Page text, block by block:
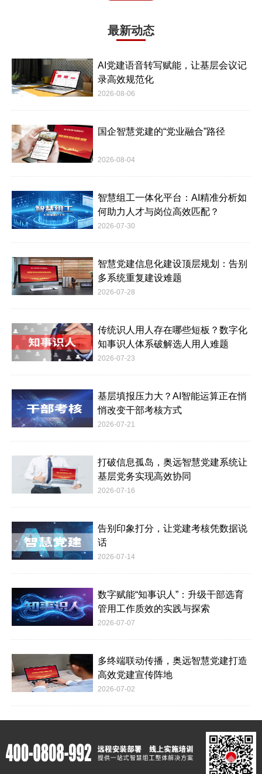
最新动态
AI党建语音转写赋能，让基层会议记
录高效规范化
2026-08-06
国企智慧党建的“党业融合”路径
2026-08-04
智慧组工一体化平台：AI精准分析如
何助力人才与岗位高效匹配？
2026-07-30
智慧党建信息化建设顶层规划：告别
多系统重复建设难题
2026-07-28
传统识人用人存在哪些短板？数字化
知事识人体系破解选人用人难题
2026-07-23
基层填报压力大？AI智能运算正在悄
悄改变干部考核方式
2026-07-21
打破信息孤岛，奥远智慧党建系统让
基层党务实现高效协同
2026-07-16
告别印象打分，让党建考核凭数据说
话
2026-07-14
数字赋能“知事识人”：升级干部选育
管用工作质效的实践与探索
2026-07-07
多终端联动传播，奥远智慧党建打造
高效党建宣传阵地
2026-07-02